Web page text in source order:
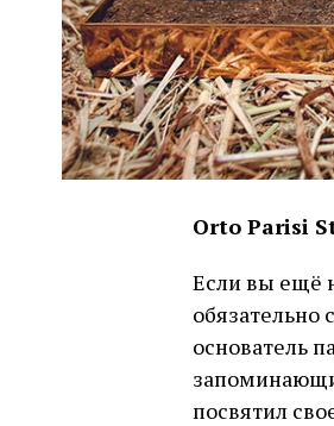
Orto Parisi
Если вы ещё
обязательно
основатель
посвятил